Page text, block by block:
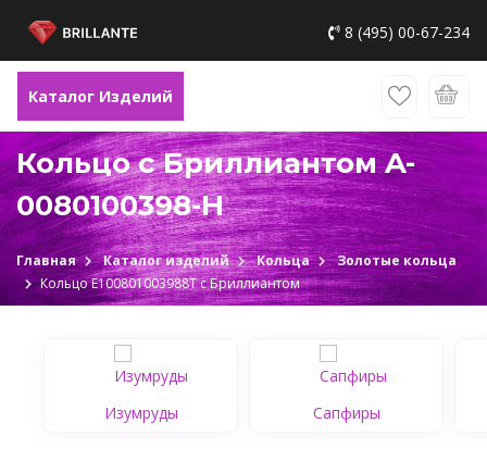
8 (495) 00-67-234
Каталог Изделий
Кольцо с Бриллиантом A-
0080100398-H
Главная Каталог изделий Кольца
Золотые кольца
Кольцо Е100801003988Т c Бриллиантом
Изумруды Сапфиры